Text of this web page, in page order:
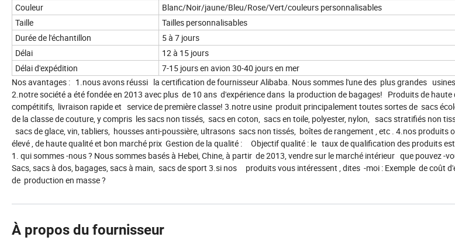
Couleur
Blanc/Noir/jaune/Bleu/Rose/Vert/couleurs personnalisables
Taille
Tailles personnalisables
Durée de l'échantillon
5 à 7 jours
Délai
12 à 15 jours
Délai d'expédition
7-15 jours en avion 30-40 jours en mer
Nos avantages : 1.nous avons réussi la certification de fournisseur Alibaba. Nous sommes l'une des plus grandes usines
2.notre société a été fondée en 2013 avec plus de 10 ans d'expérience dans la production de bagages! Produits de
compétitifs, livraison rapide et service de première classe! 3.notre usine produit principalement toutes sortes de sacs
de la classe de couture, y compris les sacs non tissés, sacs en coton, sacs en toile, polyester, nylon, sacs stratifiés non
sacs de glace, vin, tabliers, housses anti-poussière, ultrasons sacs non tissés, boîtes de rangement , etc . 4.nos produits
élevé , de haute qualité et bon marché prix Gestion de la qualité : Objectif qualité : le taux de qualification des produits est
1. qui sommes -nous ? Nous sommes basés à Hebei, Chine, à partir de 2013, vendre sur le marché intérieur que pouvez -
Sacs, sacs à dos, bagages, sacs à main, sacs de sport 3.si nos produits vous intéressent , dites -moi : Exemple de coût
de production en masse ?
À propos du fournisseur